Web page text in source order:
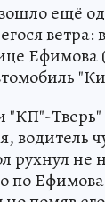
ещё
ветра:
Ефимова
"КП"-
водитель
рухнул не
по